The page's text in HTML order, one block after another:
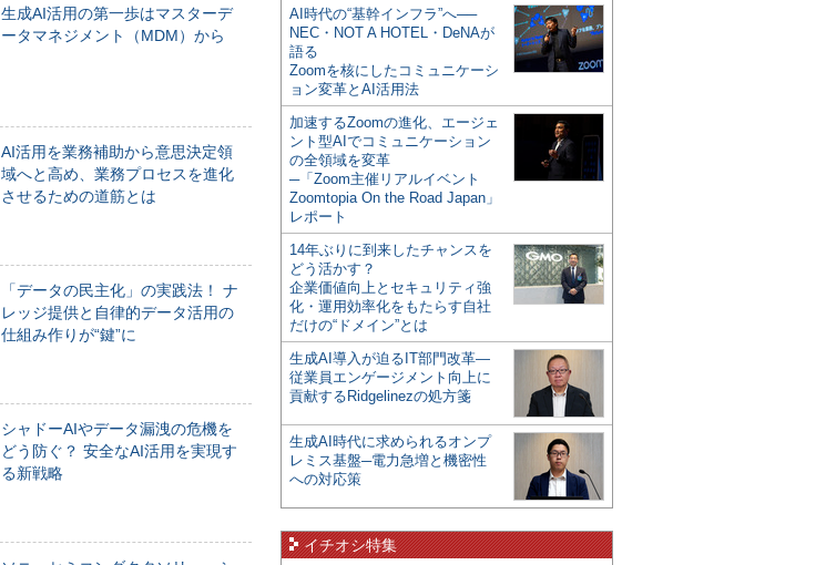
生成AI活用の第一歩はマスターデ
ータマネジメント（MDM）から
AI活用を業務補助から意思決定領
域へと高め、業務プロセスを進化
させるための道筋とは
「データの民主化」の実践法！ ナ
レッジ提供と自律的データ活用の
仕組み作りが“鍵”に
シャドーAIやデータ漏洩の危機を
どう防ぐ？ 安全なAI活用を実現す
る新戦略
AI時代の“基幹インフラ”へ──
NEC・NOT A HOTEL・DeNAが
語る
Zoomを核にしたコミュニケーシ
ョン変革とAI活用法
加速するZoomの進化、エージェ
ント型AIでコミュニケーション
の全領域を変革
─「Zoom主催リアルイベント
Zoomtopia On the Road Japan」
レポート
14年ぶりに到来したチャンスを
どう活かす？
企業価値向上とセキュリティ強
化・運用効率化をもたらす自社
だけの“ドメイン”とは
生成AI導入が迫るIT部門改革―
従業員エンゲージメント向上に
貢献するRidgelinezの処方箋
生成AI時代に求められるオンプ
レミス基盤─電力急増と機密性
への対応策
イチオシ特集